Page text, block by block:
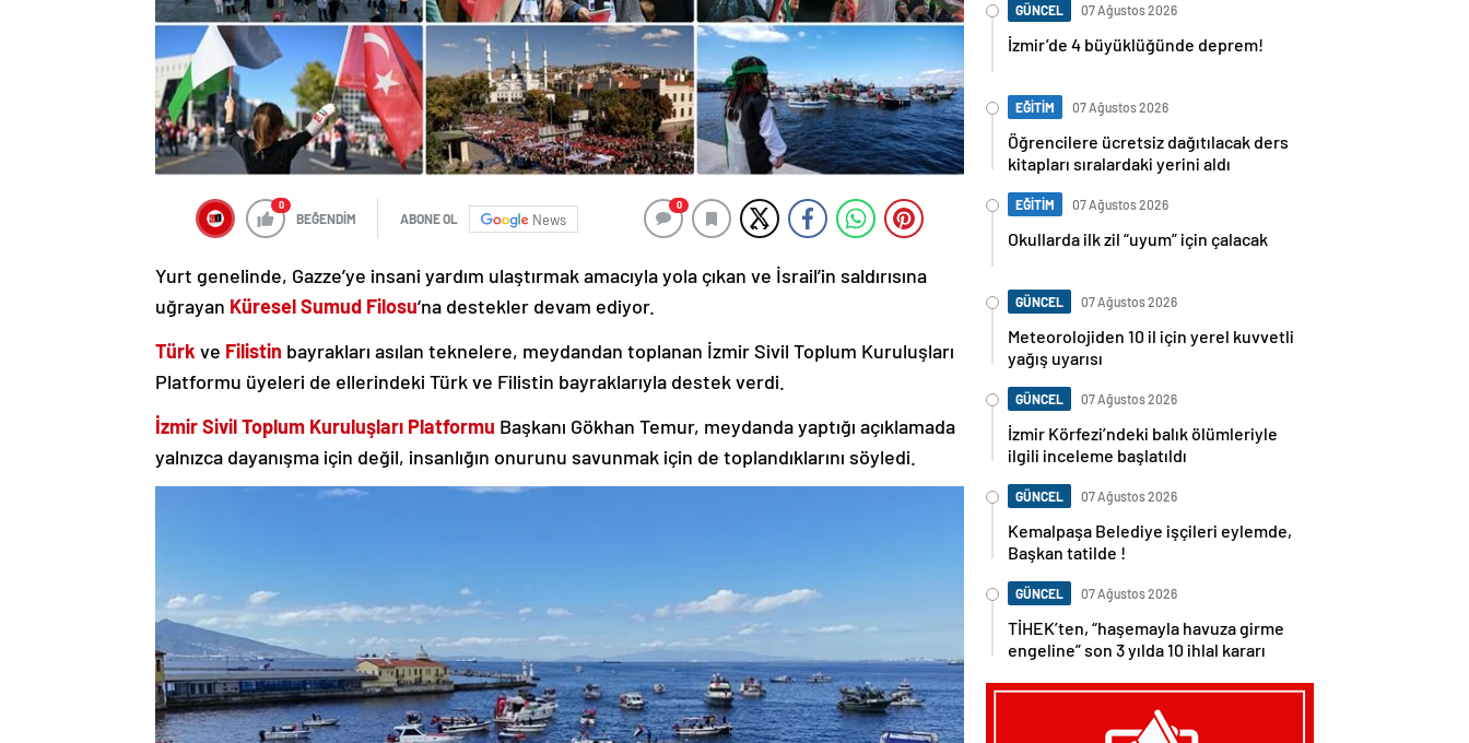
0
BEĞENDİM ABONE OL News
0
Yurt genelinde, Gazze’ye insani yardım ulaştırmak amacıyla yola çıkan ve İsrail’in saldırısına
uğrayan Küresel Sumud Filosu‘na destekler devam ediyor.
Türk ve Filistin bayrakları asılan teknelere, meydandan toplanan İzmir Sivil Toplum Kuruluşları
Platformu üyeleri de ellerindeki Türk ve Filistin bayraklarıyla destek verdi.
İzmir Sivil Toplum Kuruluşları Platformu Başkanı Gökhan Temur, meydanda yaptığı açıklamada
yalnızca dayanışma için değil, insanlığın onurunu savunmak için de toplandıklarını söyledi.
GÜNCEL 07 Ağustos 2026
İzmir’de 4 büyüklüğünde deprem!
EĞİTİM 07 Ağustos 2026
Öğrencilere ücretsiz dağıtılacak ders
kitapları sıralardaki yerini aldı
EĞİTİM 07 Ağustos 2026
Okullarda ilk zil “uyum” için çalacak
GÜNCEL 07 Ağustos 2026
Meteorolojiden 10 il için yerel kuvvetli
yağış uyarısı
GÜNCEL 07 Ağustos 2026
İzmir Körfezi’ndeki balık ölümleriyle
ilgili inceleme başlatıldı
GÜNCEL 07 Ağustos 2026
Kemalpaşa Belediye işçileri eylemde,
Başkan tatilde !
GÜNCEL 07 Ağustos 2026
TİHEK’ten, “haşemayla havuza girme
engeline” son 3 yılda 10 ihlal kararı